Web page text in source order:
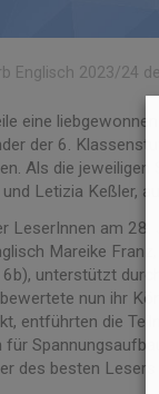
Englisch 2023/24
eine
der 6.
Als die jeweiligen
Letizia Keßler,
LeserInnen am 28.
Mareike
unterstützt
nun ihr
entführten die
für
des besten